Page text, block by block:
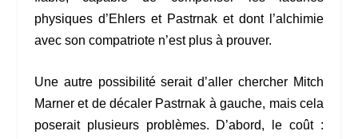
physiques d’Ehlers et Pastrnak et dont l’alchimie
avec son compatriote n’est plus à prouver.
Une autre possibilité serait d’aller chercher Mitch
Marner et de décaler Pastrnak à gauche, mais cela
poserait plusieurs problèmes. D’abord, le coût :